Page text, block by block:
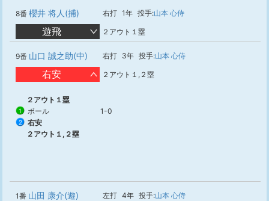
8番 櫻井 将人(捕) 右打 1年 投手:山本 心侍
遊飛 ２アウト１塁
9番 山口 誠之助(中) 右打 3年 投手:山本 心侍
右安 ２アウト１,２塁
２アウト１塁
1 ボール 1-0
2
右安
２アウト１,２塁
1番 山田 康介(遊) 左打 4年 投手:山本 心侍